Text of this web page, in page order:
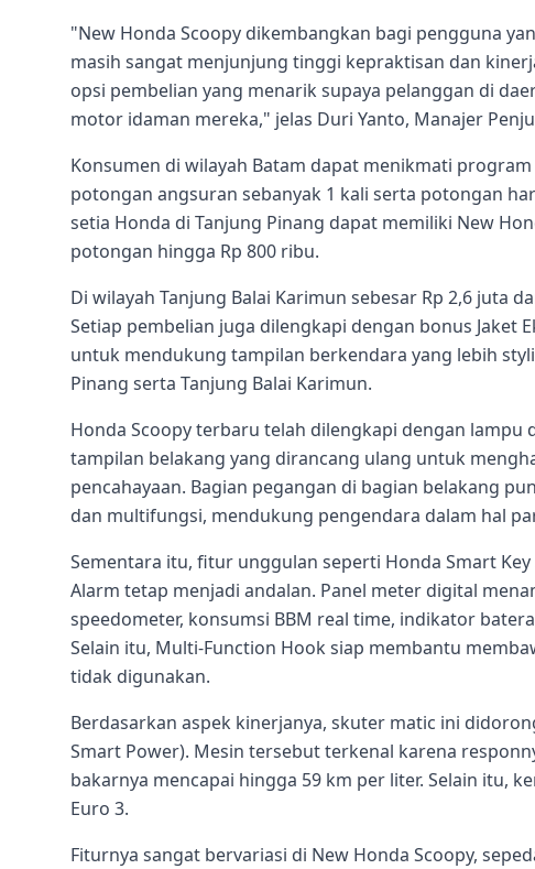
"New Honda Scoopy dikembangkan bagi pengguna
masih sangat menjunjung tinggi kepraktisan dan
opsi pembelian yang menarik supaya pelanggan di
motor idaman mereka," jelas Duri Yanto, Manajer
Konsumen di wilayah Batam dapat menikmati
potongan angsuran sebanyak 1 kali serta potongan
setia Honda di Tanjung Pinang dapat memiliki New
potongan hingga Rp 800 ribu.
Di wilayah Tanjung Balai Karimun sebesar Rp 2,6 juta
Setiap pembelian juga dilengkapi dengan bonus Jaket
untuk mendukung tampilan berkendara yang lebih
Pinang serta Tanjung Balai Karimun.
Honda Scoopy terbaru telah dilengkapi dengan lampu
tampilan belakang yang dirancang ulang untuk
pencahayaan. Bagian pegangan di bagian belakang
dan multifungsi, mendukung pengendara dalam hal
Sementara itu, fitur unggulan seperti Honda Smart
Alarm tetap menjadi andalan. Panel meter digital
speedometer, konsumsi BBM real time, indikator
Selain itu, Multi-Function Hook siap membantu
tidak digunakan.
Berdasarkan aspek kinerjanya, skuter matic ini
Smart Power). Mesin tersebut terkenal karena
bakarnya mencapai hingga 59 km per liter. Selain itu,
Euro 3.
Fiturnya sangat bervariasi di New Honda Scoopy,